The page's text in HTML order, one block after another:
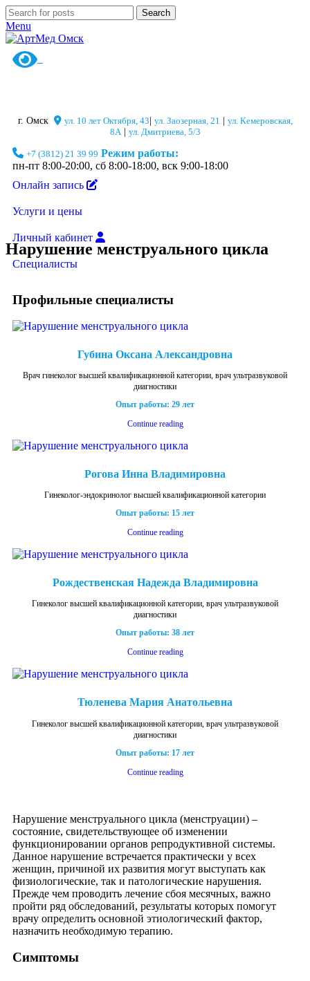
Search
Menu
г. Омск ул. 10 лет Октября, 43 ул. Заозерная, 21
ул. Кемеровская,
8А| ул. Дмитриева, 5/3
+7 (3812) 21 39 99 Режим работы:
пн-пт 8:00-20:00, сб 8:00-18:00, вск 9:00-18:00
Онлайн запись
Услуги и цены
Личный кабинет
Специалисты
Нарушение менструального цикла
Профильные специалисты
Губина Оксана Александровна
Врач гинеколог высшей квалификационной категории, врач ультразвуковой
диагностики
Опыт работы: 29 лет
Continue reading
Рогова Инна Владимировна
Гинеколог-эндокринолог высшей квалификационной категории
Опыт работы: 15 лет
Continue reading
Рождественская Надежда Владимировна
Гинеколог высшей квалификационной категории, врач ультразвуковой
диагностики
Опыт работы: 38 лет
Continue reading
Тюленева Мария Анатольевна
Гинеколог высшей квалификационной категории, врач ультразвуковой
диагностики
Опыт работы: 17 лет
Continue reading
Нарушение менструального цикла (менструации) –
состояние, свидетельствующее об изменении
функционировании органов репродуктивной системы.
Данное нарушение встречается практически у всех
женщин, причиной их развития могут выступать как
физиологические, так и патологические нарушения.
Прежде чем проводить лечение сбоя месячных, важно
пройти ряд обследований, результаты которых помогут
врачу определить основной этиологический фактор,
назначить необходимую терапию.
Симптомы